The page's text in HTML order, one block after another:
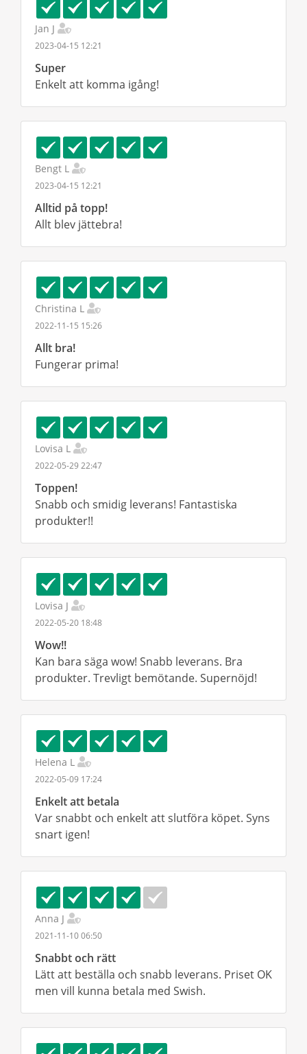
Jan J
2023-04-15 12:21
Super
Enkelt att komma igång!
Bengt L
2023-04-15 12:21
Alltid på topp!
Allt blev jättebra!
Christina L
2022-11-15 15:26
Allt bra!
Fungerar prima!
Lovisa L
2022-05-29 22:47
Toppen!
Snabb och smidig leverans! Fantastiska
produkter!!
Lovisa J
2022-05-20 18:48
Wow!!
Kan bara säga wow! Snabb leverans. Bra
produkter. Trevligt bemötande. Supernöjd!
Helena L
2022-05-09 17:24
Enkelt att betala
Var snabbt och enkelt att slutföra köpet. Syns
snart igen!
Anna J
2021-11-10 06:50
Snabbt och rätt
Lätt att beställa och snabb leverans. Priset OK
men vill kunna betala med Swish.